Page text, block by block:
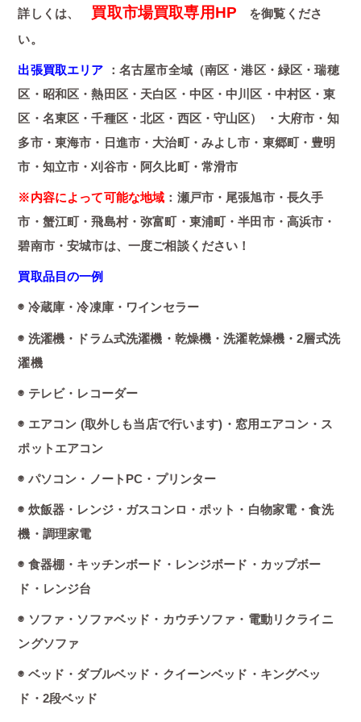
詳しくは、 買取市場買取専用HP を御覧くださ
い。
出張買取エリア ：名古屋市全域（南区・港区・緑区・瑞穂
区・昭和区・熱田区・天白区・中区・中川区・中村区・東
区・名東区・千種区・北区・西区・守山区） ・大府市・知
多市・東海市・日進市・大治町・みよし市・東郷町・豊明
市・知立市・刈谷市・阿久比町・常滑市
※内容によって可能な地域 ：瀬戸市・尾張旭市・長久手
市・蟹江町・飛島村・弥富町・東浦町・半田市・高浜市・
碧南市・安城市は、一度ご相談ください！
買取品目の一例
◉ 冷蔵庫・冷凍庫・ワインセラー
◉ 洗濯機・ドラム式洗濯機・乾燥機・洗濯乾燥機・2層式洗
濯機
◉ テレビ・レコーダー
◉ エアコン (取外しも当店で行います)・窓用エアコン・ス
ポットエアコン
◉ パソコン・ノートPC・プリンター
◉ 炊飯器・レンジ・ガスコンロ・ポット・白物家電・食洗
機・調理家電
◉ 食器棚・キッチンボード・レンジボード・カップボー
ド・レンジ台
◉ ソファ・ソファベッド・カウチソファ・電動リクライニ
ングソファ
◉ ベッド・ダブルベッド・クイーンベッド・キングベッ
ド・2段ベッド